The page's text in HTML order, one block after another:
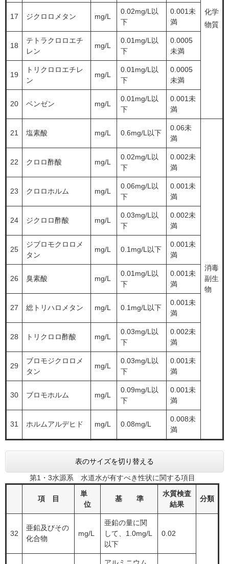
化学
物質
17 ジクロロメタン mg/L
0.02mg/L以
下
0.001未
満
18
テトラクロロエチ
レン
mg/L
0.01mg/L以
下
0.0005
未満
19
トリクロロエチレ
ン
mg/L
0.01mg/L以
下
0.0005
未満
20 ベンゼン mg/L
0.01mg/L以
下
0.001未
満
21 塩素酸 mg/L 0.6mg/L以下
0.06未
満
消毒
副生
物
22 クロロ酢酸 mg/L
0.02mg/L以
下
0.002未
満
23 クロロホルム mg/L
0.06mg/L以
下
0.001未
満
24 ジクロロ酢酸 mg/L
0.03mg/L以
下
0.002未
満
25
ジブロモクロロメ
タン
mg/L 0.1mg/L以下
0.001未
満
26 臭素酸 mg/L
0.01mg/L以
下
0.001未
満
27 総トリハロメタン mg/L 0.1mg/L以下
0.001未
満
28 トリクロロ酢酸 mg/L
0.03mg/L以
下
0.002未
満
29
ブロモジクロロメ
タン
mg/L
0.03mg/L以
下
0.001未
満
30 ブロモホルム mg/L
0.09mg/L以
下
0.001未
満
31 ホルムアルデヒド mg/L 0.08mg/L
0.008未
満
表のサイズを切り替える
第1・3水源系 水道水が有すべき性状に関する項目
項 目
単
位
基 準
水質検査
結果
分類
32
亜鉛及びその
化合物
​mg/L
亜鉛の量に関
して、1.0mg/L
以下
0.02